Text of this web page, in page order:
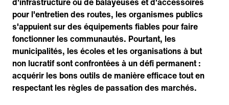
pour l'entretien des routes, les organismes publics
s'appuient sur des équipements fiables pour faire
fonctionner les communautés. Pourtant, les
municipalités, les écoles et les organisations à but
non lucratif sont confrontées à un défi permanent :
acquérir les bons outils de manière efficace tout en
respectant les règles de passation des marchés.